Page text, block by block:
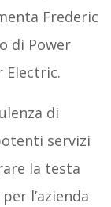
Frederic
di Power
Electric.
di
servizi
la testa
l’azienda